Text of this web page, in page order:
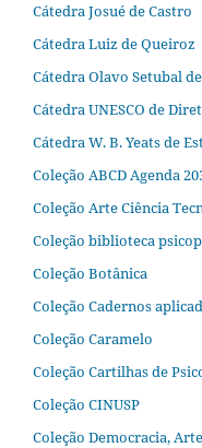
Cátedra Josué de Castro
Cátedra Luiz de Queiroz
Cátedra Olavo Setubal
Cátedra UNESCO de
Cátedra W. B. Yeats de
Coleção ABCD Agenda
Coleção Arte Ciência
Coleção biblioteca
Coleção Botânica
Coleção Cadernos
Coleção Caramelo
Coleção Cartilhas de
Coleção CINUSP
Coleção Democracia,